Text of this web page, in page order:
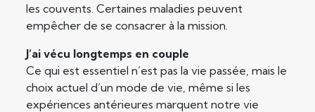
les couvents. Certaines maladies peuvent
empêcher de se consacrer à la mission.
J’ai vécu longtemps en couple
Ce qui est essentiel n’est pas la vie passée, mais le
choix actuel d’un mode de vie, même si les
expériences antérieures marquent notre vie